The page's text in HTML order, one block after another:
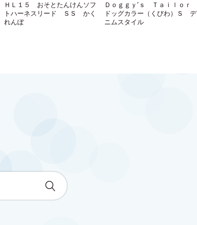
ＨＬ１５ おそとたんけんソフ
トハーネスリード ＳＳ かく
れんぼ
Ｄｏｇｇｙ’ｓ Ｔａｉｌｏｒ
ドッグカラー（くびわ）Ｓ デ
ニムスタイル